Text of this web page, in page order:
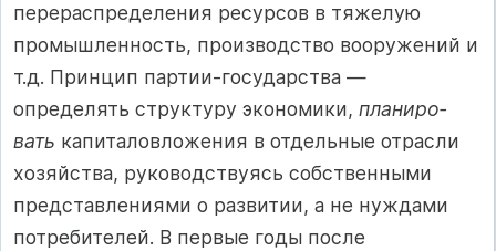
перераспределения ресурсов в тяжелую
промышленность, производство вооруже­ний и
т.д. Принцип партии-государства —
определять структуру экономики, планиро­
вать капиталовложения в отдельные отрас­ли
хозяйства, руководствуясь собственны­ми
представлениями о развитии, а не нуж­дами
потребителей. В первые годы после